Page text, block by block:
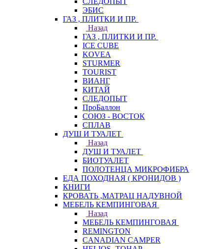
ЭБИС
ГАЗ , ПЛИТКИ И ПР.
Назад
ГАЗ , ПЛИТКИ И ПР.
ICE CUBE
KOVEA
STURMER
TOURIST
ВИАНГ
КИТАЙ
СЛЕДОПЫТ
ПроБаллон
СОЮЗ - ВОСТОК
СПЛАВ
ДУШ И ТУАЛЕТ
Назад
ДУШ И ТУАЛЕТ
БИОТУАЛЕТ
ПОЛОТЕНЦА МИКРОФИБРА
ЕДА ПОХОДНАЯ ( КРОНИДОВ )
КНИГИ
КРОВАТЬ ,МАТРАЦ НАДУВНОЙ
МЕБЕЛЬ КЕМПИНГОВАЯ
Назад
МЕБЕЛЬ КЕМПИНГОВАЯ
REMINGTON
CANADIAN CAMPER